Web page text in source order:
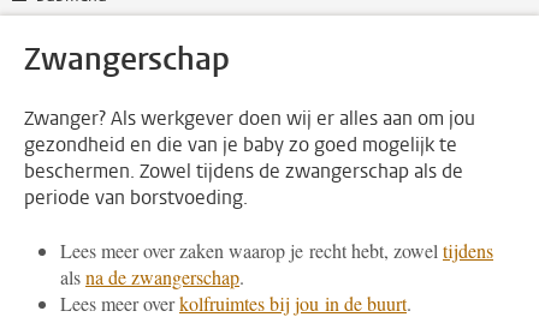
Zwangerschap
Zwanger? Als werkgever doen wij er alles aan om jou
gezondheid en die van je baby zo goed mogelijk te
beschermen. Zowel tijdens de zwangerschap als de
periode van borstvoeding.
Lees meer over zaken waarop je recht hebt, zowel tijdens
alsna de zwangerschap.
Lees meer overkolfruimtes bij jou in de buurt.